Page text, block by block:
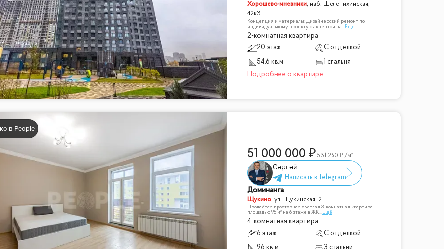
Хорошево-мневники, наб. Шелепихинская,
42к3
Концепция и материалы: Дизайнерский ремонт по
индивидуальному проекту с акцентом на...Ещё
2-комнатная квартира
20 этаж
С отделкой
54.6 кв.м
1 спальня
в People
51 000 000 531 250 /м²
Сергей
Доминанта
Щукино, ул. Щукинская, 2
Продаётся просторная светлая 3-комнатная квартира
площадью 95 м² на 6 этаже в ЖК...Ещё
4-комнатная квартира
6 этаж
С отделкой
96 кв.м
3 спальни